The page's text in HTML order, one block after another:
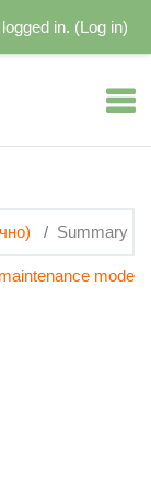
in. (Log in)
Summary
maintenance mode